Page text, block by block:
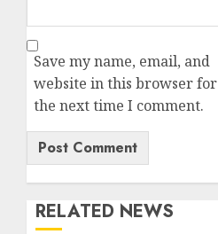
Save my name, email, and
website in this browser for
the next time I comment.
RELATED NEWS